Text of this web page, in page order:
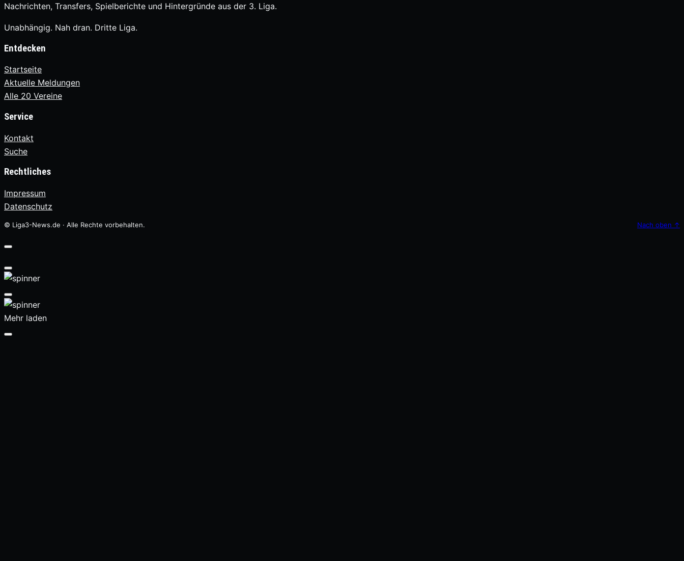
Nachrichten, Transfers, Spielberichte und Hintergründe aus der 3. Liga.
Unabhängig. Nah dran. Dritte Liga.
Entdecken
Startseite
Aktuelle Meldungen
Alle 20 Vereine
Service
Kontakt
Suche
Rechtliches
Impressum
Datenschutz
© Liga3-News.de · Alle Rechte vorbehalten. Nach oben ↑
Mehr laden